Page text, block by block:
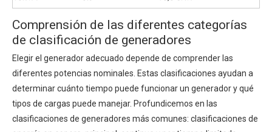
Comprensión de las diferentes categorías
de clasificación de generadores
Elegir el generador adecuado depende de comprender las
diferentes potencias nominales. Estas clasificaciones ayudan a
determinar cuánto tiempo puede funcionar un generador y qué
tipos de cargas puede manejar. Profundicemos en las
clasificaciones de generadores más comunes: clasificaciones de